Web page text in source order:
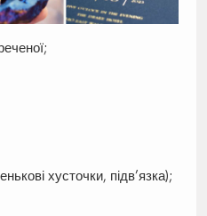
хусточки, підв’язка);